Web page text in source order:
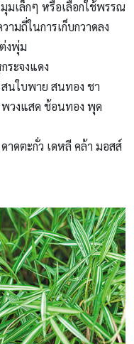
มุมเล็กๆ หรือเลือกใช้พรรณ
มถี่ในการเก็บกวาดลง
งพุ่ม
ระจงแดง
นใบพาย สนทอง ชา
พวงแสด ช้อนทอง พุด
าดตะกั่ว เดหลี คล้า มอสส์